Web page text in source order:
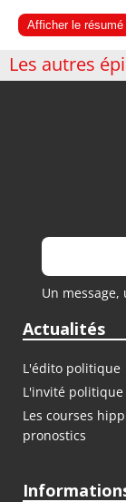
Afficher le résumé
Les autres
Un
Actualités
L'édito politique
L'invité politique
Les courses
pronostics